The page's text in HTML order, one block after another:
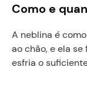
Como e
A neblina é
ao chão, e ela
esfria o